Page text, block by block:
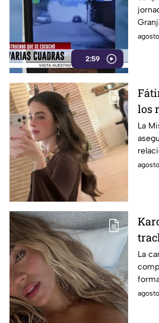
2:59
los
La
La